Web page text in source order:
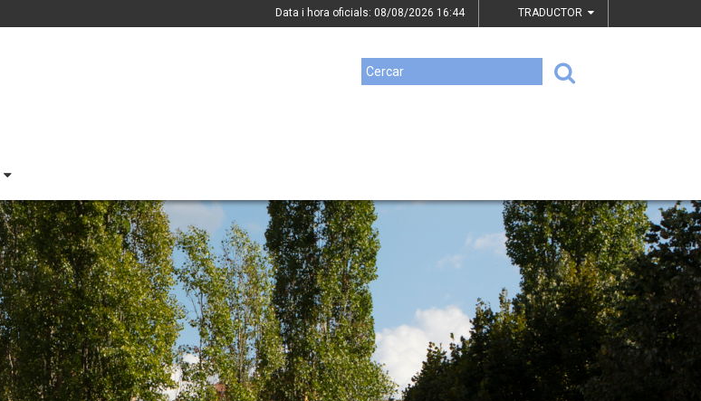
Data i hora oficials: 08/08/2026 16:44 TRADUCTOR